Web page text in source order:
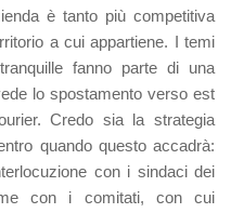
è tanto più competitiva
a cui appartiene. I temi
fanno parte di una
lo spostamento verso est
Credo sia la strategia
quando questo accadrà:
con i sindaci dei
con i comitati, con cui